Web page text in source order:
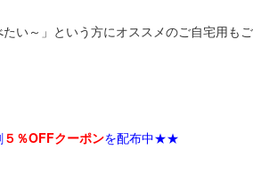
たい～」という方にオススメのご自宅用もご
５％OFFクーポンを配布中★★